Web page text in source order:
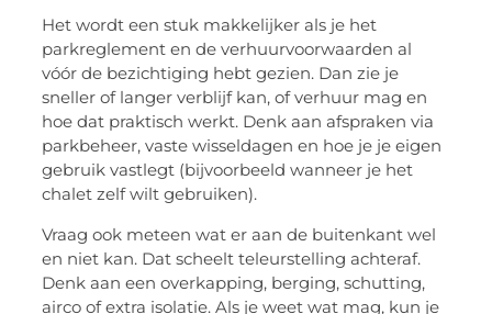
Het wordt een stuk makkelijker als je het
parkreglement en de verhuurvoorwaarden al
vóór de bezichtiging hebt gezien. Dan zie je
sneller of langer verblijf kan, of verhuur mag en
hoe dat praktisch werkt. Denk aan afspraken via
parkbeheer, vaste wisseldagen en hoe je je eigen
gebruik vastlegt (bijvoorbeeld wanneer je het
chalet zelf wilt gebruiken).
Vraag ook meteen wat er aan de buitenkant wel
en niet kan. Dat scheelt teleurstelling achteraf.
Denk aan een overkapping, berging, schutting,
airco of extra isolatie. Als je weet wat mag, kun je